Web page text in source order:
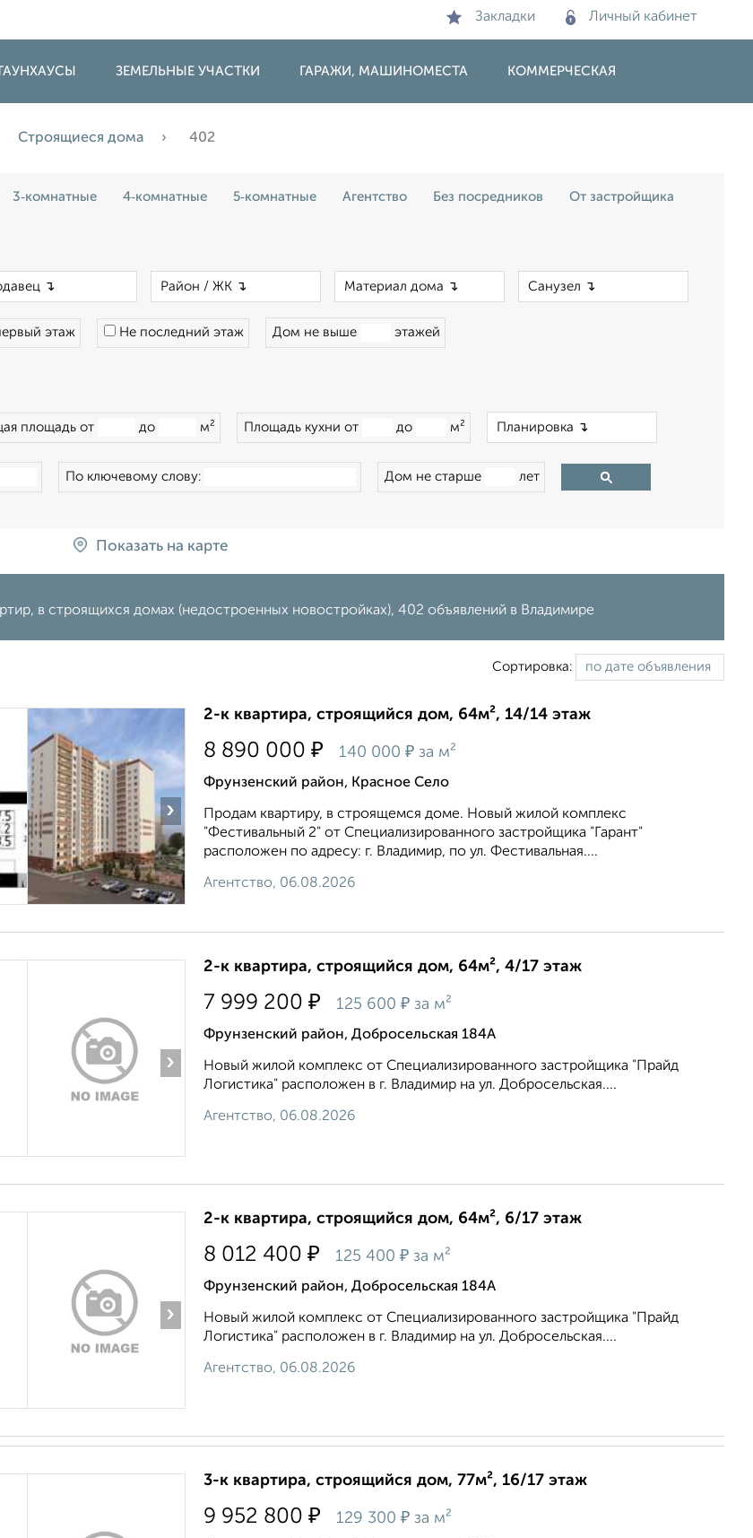
Закладки Личный кабинет
ЗЕМЕЛЬНЫЕ УЧАСТКИ ГАРАЖИ, МАШИНОМЕСТА КОММЕРЧЕСКАЯ
Строящиеся дома 402
3‑комнатные 4‑комнатные 5‑комнатные Агентство Без посредников От застройщика
этаж Не последний этаж Дом не выше этажей
площадь от до м² Площадь кухни от до м²
По ключевому слову: Дом не старше лет
Показать на карте
в строящихся домах (недостроенных новостройках), 402 объявлений в Владимире
Сортировка:
›
2-к квартира, строящийся дом, 64м², 14/14 этаж
8 890 000 ₽ 140 000 ₽ за м²
Фрунзенский район, Красное Село
Продам квартиру, в строящемся доме. Новый жилой комплекс
"Фестивальный 2" от Специализированного застройщика "Гарант"
расположен по адресу: г. Владимир, по ул. Фестивальная....
Агентство, 06.08.2026
›
2-к квартира, строящийся дом, 64м², 4/17 этаж
7 999 200 ₽ 125 600 ₽ за м²
Фрунзенский район, Добросельская 184А
Новый жилой комплекс от Специализированного застройщика "Прайд
Логистика" расположен в г. Владимир на ул. Добросельская....
Агентство, 06.08.2026
›
2-к квартира, строящийся дом, 64м², 6/17 этаж
8 012 400 ₽ 125 400 ₽ за м²
Фрунзенский район, Добросельская 184А
Новый жилой комплекс от Специализированного застройщика "Прайд
Логистика" расположен в г. Владимир на ул. Добросельская....
Агентство, 06.08.2026
3-к квартира, строящийся дом, 77м², 16/17 этаж
9 952 800 ₽ 129 300 ₽ за м²